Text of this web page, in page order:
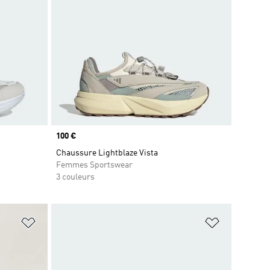
Prix
100 €
Chaussure Lightblaze Vista
Femmes Sportswear
3 couleurs